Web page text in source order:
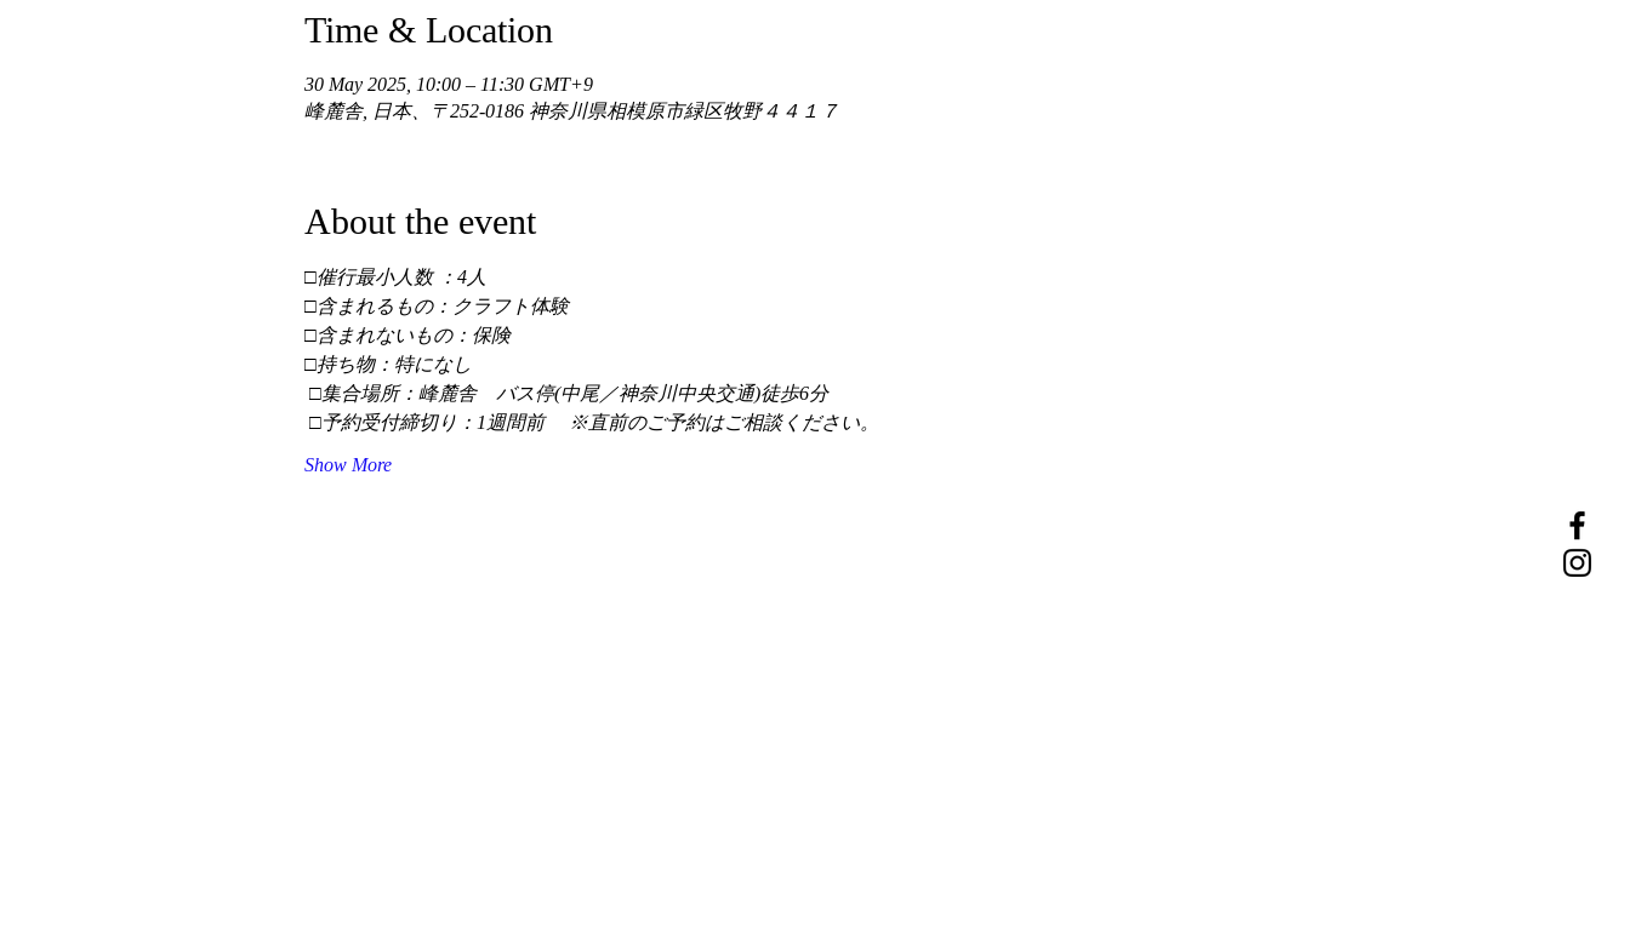
Time & Location
30 May 2025, 10:00 – 11:30 GMT+9
峰麓舎, 日本、〒252-0186 神奈川県相模原市緑区牧野４４１７
About the event
□催行最小人数 ：4人
□含まれるもの：クラフト体験
□含まれないもの：保険
□持ち物：特になし
□集合場所：峰麓舎　バス停(中尾／神奈川中央交通)徒歩6分
□予約受付締切り：1週間前 　※直前のご予約はご相談ください。
Show More